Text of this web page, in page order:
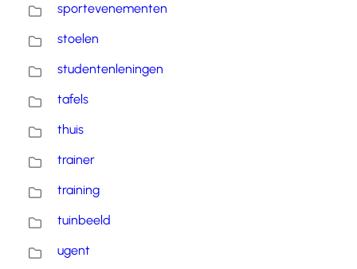
sportevenementen
stoelen
studentenleningen
tafels
thuis
trainer
training
tuinbeeld
ugent